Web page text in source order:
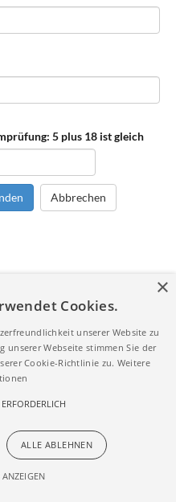
5 plus 18 ist gleich
Abbrechen
×
Cookies.
unserer Website zu
unserer Webseite stimmen Sie der
Cookie-Richtlinie zu. Weitere
ALLE ABLEHNEN
ANZEIGEN